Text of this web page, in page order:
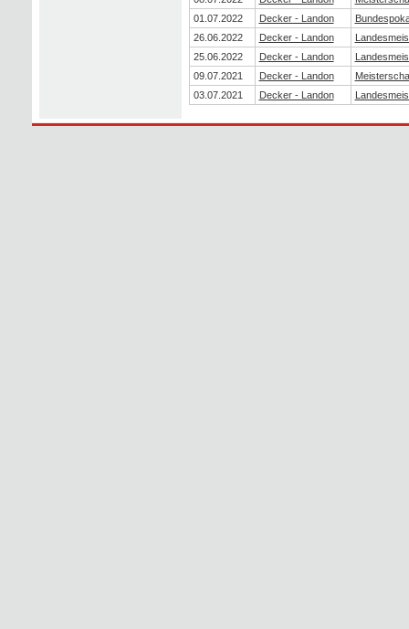
01.07.2022
Decker - Landon
26.06.2022
Decker - Landon
25.06.2022
Decker - Landon
09.07.2021
Decker - Landon
03.07.2021
Decker - Landon